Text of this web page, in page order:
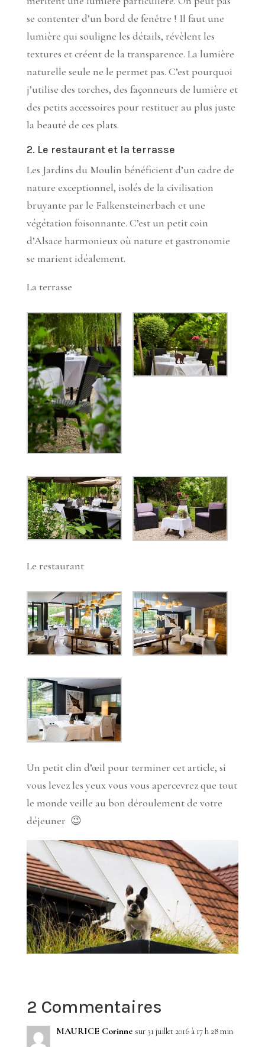
se contenter d’un bord de fenêtre ! Il faut une
lumière qui souligne les détails, révèlent les
textures et créent de la transparence. La lumière
naturelle seule ne le permet pas. C’est pourquoi
j’utilise des torches, des façonneurs de lumière et
des petits accessoires pour restituer au plus juste
la beauté de ces plats.
2. Le restaurant et la terrasse
Les Jardins du Moulin bénéficient d’un cadre de
nature exceptionnel, isolés de la civilisation
bruyante par le Falkensteinerbach et une
végétation foisonnante. C’est un petit coin
d’Alsace harmonieux où nature et gastronomie
se marient idéalement.
La terrasse
Le restaurant
Un petit clin d’œil pour terminer cet article, si
vous levez les yeux vous vous apercevrez que tout
le monde veille au bon déroulement de votre
déjeuner 😉
2 Commentaires
MAURICE Corinne sur 31 juillet 2016 à 17 h 28 min